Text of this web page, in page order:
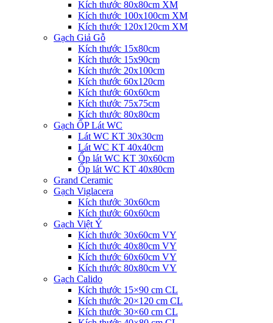
Kích thước 80x80cm XM
Kích thước 100x100cm XM
Kích thước 120x120cm XM
Gạch Giả Gỗ
Kích thước 15x80cm
Kích thước 15x90cm
Kích thước 20x100cm
Kích thước 60x120cm
Kích thước 60x60cm
Kích thước 75x75cm
Kích thước 80x80cm
Gạch ỐP Lát WC
Lát WC KT 30x30cm
Lát WC KT 40x40cm
Ốp lát WC KT 30x60cm
Ốp lát WC KT 40x80cm
Grand Ceramic
Gạch Viglacera
Kích thước 30x60cm
Kích thước 60x60cm
Gạch Việt Ý
Kích thước 30x60cm VY
Kích thước 40x80cm VY
Kích thước 60x60cm VY
Kích thước 80x80cm VY
Gạch Calido
Kích thước 15×90 cm CL
Kích thước 20×120 cm CL
Kích thước 30×60 cm CL